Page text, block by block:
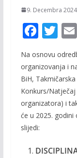
9. Decembra
F
e
b
o
o
k
T
w
itt
er
Na osnovu
organizovanja i
BiH,
Konkurs/
organizatora) i
će u 2025. godini
slijedi: